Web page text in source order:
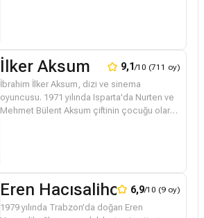
İlker Aksum 9,1/10 (711 oy)
İbrahim İlker Aksum, dizi ve sinema
oyuncusu. 1971 yılında Isparta'da Nurten ve
Mehmet Bülent Aksum çiftinin çocuğu olarak
Eren Hacısalihoğlu
6,9/10 (9 oy)
1979 yılında Trabzon’da doğan Eren